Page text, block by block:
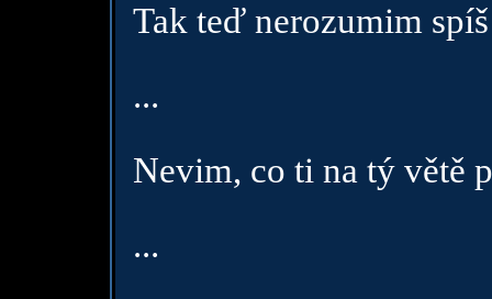
Tak teď nerozumim
...
Nevim, co ti na tý větě
...